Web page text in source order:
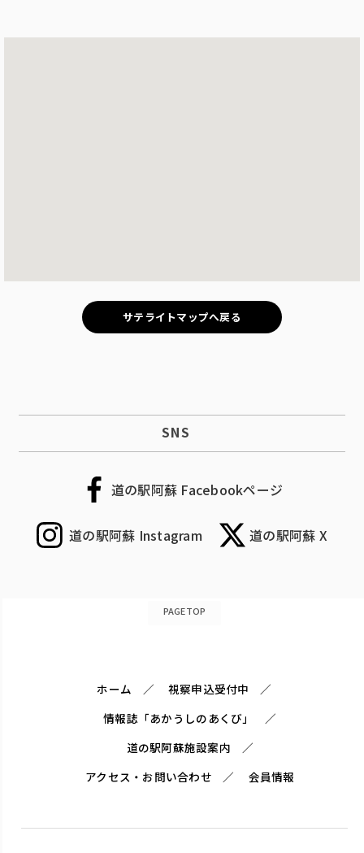
サテライトマップへ戻る
SNS
道の駅阿蘇 Facebookページ
道の駅阿蘇 Instagram 道の駅阿蘇 X
PAGETOP
ホーム
視察申込受付中
情報誌「あかうしのあくび」
道の駅阿蘇施設案内
アクセス・お問い合わせ
会員情報